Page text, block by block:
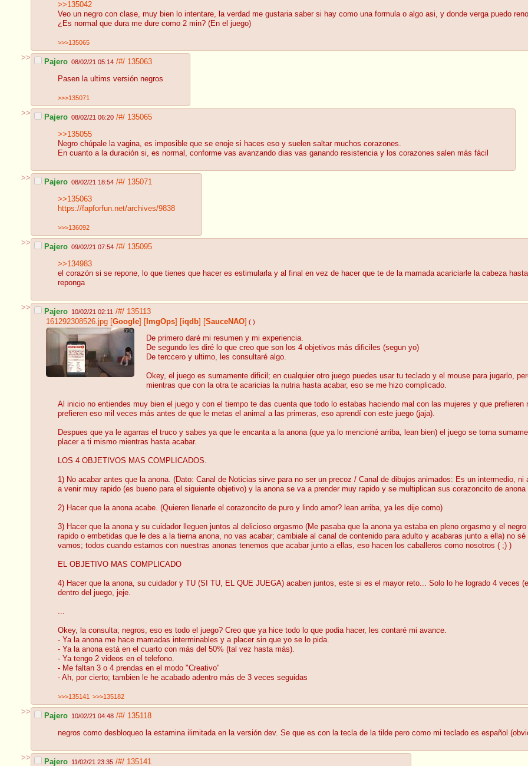
>>135042
Veo un negro con clase, muy bien lo intentare, la verdad me gustaria saber si hay como una formula o algo asi, y donde verga puedo
¿Es normal que dura me dure como 2 min? (En el juego)
>>>135065
>> Pajero 08/02/21 05:14 /#/ 135063
Pasen la ultims versión negros
>>>135071
>> Pajero 08/02/21 06:20 /#/ 135065
>>135055
Negro chúpale la vagina, es imposible que se enoje si haces eso y suelen saltar muchos corazones.
En cuanto a la duración si, es normal, conforme vas avanzando dias vas ganando resistencia y los corazones salen más fácil
>> Pajero 08/02/21 18:54 /#/ 135071
>>135063
https://fapforfun.net/archives/9838
>>>136092
>> Pajero 09/02/21 07:54 /#/ 135095
>>134983
el corazón si se repone, lo que tienes que hacer es estimularla y al final en vez de hacer que te de la mamada acariciarle la cabeza
reponga
>> Pajero 10/02/21 02:11 /#/ 135113
161292308526.jpg [Google] [ ImgOps] [iqdb] [SauceNAO] ( )
De primero daré mi resumen y mi experiencia.
De segundo les diré lo que creo que son los 4 objetivos más dificiles (segun yo)
De terccero y ultimo, les consultaré algo.
Okey, el juego es sumamente dificil; en cualquier otro juego puedes usar tu teclado y el mouse para jugarlo,
mientras que con la otra te acaricias la nutria hasta acabar, eso se me hizo complicado.
Al inicio no entiendes muy bien el juego y con el tiempo te das cuenta que todo lo estabas haciendo mal con las mujeres y que
prefieren eso mil veces más antes de que le metas el animal a las primeras, eso aprendí con este juego (jaja).
Despues que ya le agarras el truco y sabes ya que le encanta a la anona (que ya lo mencioné arriba, lean bien) el juego se torna
placer a ti mismo mientras hasta acabar.
LOS 4 OBJETIVOS MAS COMPLICADOS.
1) No acabar antes que la anona. (Dato: Canal de Noticias sirve para no ser un precoz / Canal de dibujos animados: Es un intermedio,
a venir muy rapido (es bueno para el siguiente objetivo) y la anona se va a prender muy rapido y se multiplican sus corazoncito de anona
2) Hacer que la anona acabe. (Quieren llenarle el corazoncito de puro y lindo amor? lean arriba, ya les dije como)
3) Hacer que la anona y su cuidador lleguen juntos al delicioso orgasmo (Me pasaba que la anona ya estaba en pleno orgasmo y el
rapido o embetidas que le des a la tierna anona, no vas acabar; cambiale al canal de contenido para adulto y acabaras junto a ella) no
vamos; todos cuando estamos con nuestras anonas tenemos que acabar junto a ellas, eso hacen los caballeros como nosotros ( ;) )
EL OBJETIVO MAS COMPLICADO
4) Hacer que la anona, su cuidador y TU (SI TU, EL QUE JUEGA) acaben juntos, este si es el mayor reto... Solo lo he logrado 4 veces
dentro del juego, jeje.
...
Okey, la consulta; negros, eso es todo el juego? Creo que ya hice todo lo que podia hacer, les contaré mi avance.
- Ya la anona me hace mamadas interminables y a placer sin que yo se lo pida.
- Ya la anona está en el cuarto con más del 50% (tal vez hasta más).
- Ya tengo 2 videos en el telefono.
- Me faltan 3 o 4 prendas en el modo "Creativo"
- Ah, por cierto; tambien le he acabado adentro más de 3 veces seguidas
>>>135141 >>>135182
>> Pajero 10/02/21 04:48 /#/ 135118
negros como desbloqueo la estamina ilimitada en la versión dev. Se que es con la tecla de la tilde pero como mi teclado es español
>> Pajero 11/02/21 23:35 /#/ 135141